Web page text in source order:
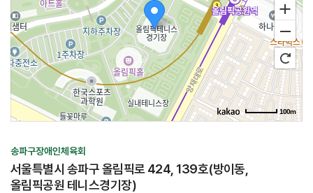
100m
기
송파구장애인체육회
서울특별시 송파구 올림픽로 424, 139호(방이동,
올림픽공원 테니스경기장)